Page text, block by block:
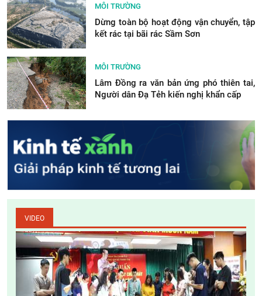
MÔI TRƯỜNG
Dừng toàn bộ hoạt động vận chuyển, tập
kết rác tại bãi rác Sầm Sơn
MÔI TRƯỜNG
Lâm Đồng ra văn bản ứng phó thiên tai,
Người dân Đạ Tẻh kiến nghị khẩn cấp
VIDEO